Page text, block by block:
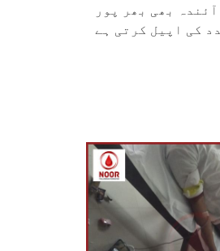
بھی بھر پور
کی اپیل کرتی ہے